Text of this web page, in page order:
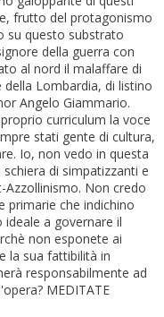
frutto del protagonismo
su questo substrato
della guerra con
al nord il malaffare di
Lombardia, di listino
Angelo Giammario.
curriculum la voce
stati gente di cultura,
Io, non vedo in questa
di simpatizzanti e
Non credo
che indichino
a governare il
non esponete ai
la sua fattibilità in
responsabilmente ad
MEDITATE